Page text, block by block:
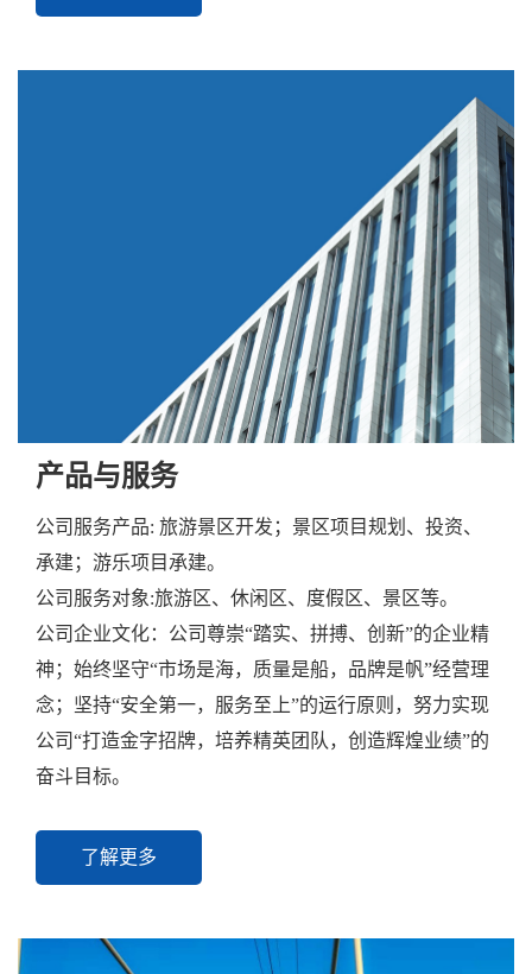
产品与服务
公司服务产品: 旅游景区开发；景区项目规划、投资、
承建；游乐项目承建。
公司服务对象:旅游区、休闲区、度假区、景区等。
公司企业文化：公司尊崇“踏实、拼搏、创新”的企业精
神；始终坚守“市场是海，质量是船，品牌是帆”经营理
念；坚持“安全第一，服务至上”的运行原则，努力实现
公司“打造金字招牌，培养精英团队，创造辉煌业绩”的
奋斗目标。
了解更多